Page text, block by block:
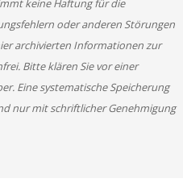
keine Haftung für die
oder anderen Störungen
archivierten Informationen zur
Bitte klären Sie vor einer
Eine systematische Speicherung
nur mit schriftlicher Genehmigung